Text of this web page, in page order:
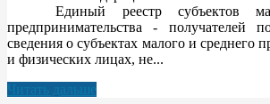
Единый реестр субъектов
предпринимательства - получателей
сведения о субъектах малого и среднего
и физических лицах, не...
Читать дальше